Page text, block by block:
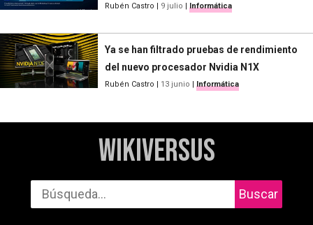
Rubén Castro | 9 julio | Informática
Ya se han filtrado pruebas de rendimiento
del nuevo procesador Nvidia N1X
Rubén Castro | 13 junio | Informática
WikiVersus
Buscar